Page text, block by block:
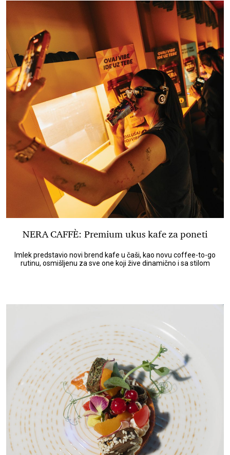
NERA CAFFÈ: Premium ukus kafe za poneti
Imlek predstavio novi brend kafe u čaši, kao novu coffee-to-go
rutinu, osmišljenu za sve one koji žive dinamično i sa stilom